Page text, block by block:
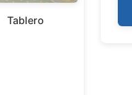
Tablero